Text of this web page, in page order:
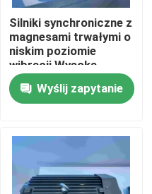
wydajności
napięcia
Silniki synchroniczne z
magnesami trwałymi o
niskim poziomie
wibracji Wysoka
wydajność
Wyślij zapytanie